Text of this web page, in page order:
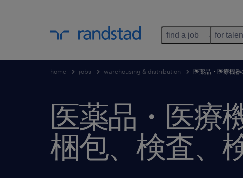
find a job for
home jobs warehousing & distribution 医薬品・医療機
医薬品・医療
梱包、検査、